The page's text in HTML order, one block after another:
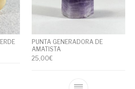
PUNTA GENERADORA DE
AMATISTA
25,00€